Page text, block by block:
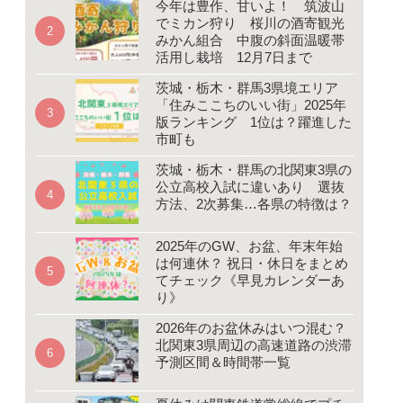
今年は豊作、甘いよ！ 筑波山
でミカン狩り 桜川の酒寄観光
みかん組合 中腹の斜面温暖帯
活用し栽培 12月7日まで
茨城・栃木・群馬3県境エリア
「住みここちのいい街」2025年
版ランキング 1位は？躍進した
市町も
茨城・栃木・群馬の北関東3県の
公立高校入試に違いあり 選抜
方法、2次募集…各県の特徴は？
2025年のGW、お盆、年末年始
は何連休？ 祝日・休日をまとめ
てチェック《早見カレンダーあ
り》
2026年のお盆休みはいつ混む？
北関東3県周辺の高速道路の渋滞
予測区間＆時間帯一覧